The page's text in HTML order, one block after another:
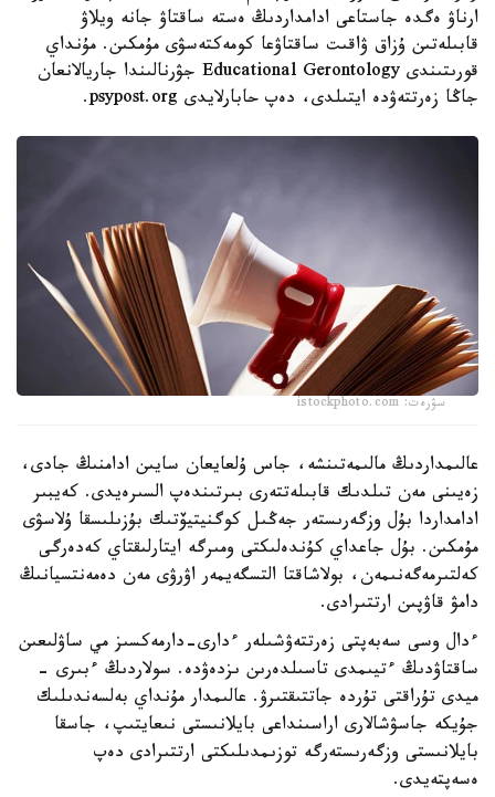
ارناۋ ەگدە جاستاعى ادامداردىڭ ەستە ساقتاۋ جانە ويلاۋ
قابىلەتىن ۇزاق ۋاقىت ساقتاۋعا كومەكتەسۋى مۇمكىن. مۇنداي
قورىتىندى Educational Gerontology جۋرنالىندا جاريالانعان
جاڭا زەرتتەۋدە ايتىلدى، دەپ حابارلايدى psypost.org.
سۋرەت: istockphoto.com
عالىمداردىڭ مالىمەتىنشە، جاس ۇلعايعان سايىن ادامنىڭ جادى،
زەيىنى مەن تىلدىك قابىلەتتەرى بىرتىندەپ السىرەيدى. كەيبىر
ادامداردا بۇل وزگەرىستەر جەڭىل كوگنيتيۆتىك بۇزىلىسقا ۇلاسۋى
مۇمكىن. بۇل جاعداي كۇندەلىكتى ومىرگە ايتارلىقتاي كەدەرگى
كەلتىرمەگەنىمەن، بولاشاقتا التسگەيمەر اۋرۋى مەن دەمەنتسيانىڭ
دامۋ قاۋپىن ارتتىرادى.
ءدال وسى سەبەپتى زەرتتەۋشىلەر ءدارى-دارمەكسىز مي ساۋلىعىن
ساقتاۋدىڭ ءتيىمدى تاسىلدەرىن ىزدەۋدە. سولاردىڭ ءبىرى -
ميدى تۇراقتى تۇردە جاتتىقتىرۋ. عالىمدار مۇنداي بەلسەندىلىك
جۇيكە جاسۋشالارى اراسىنداعى بايلانىستى نىعايتىپ، جاسقا
بايلانىستى وزگەرىستەرگە توزىمدىلىكتى ارتتىرادى دەپ
ەسەپتەيدى.